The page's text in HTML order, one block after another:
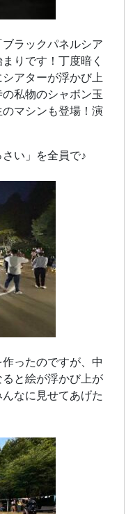
ラックパネルシア
りです！丁度暗く
アターが浮かび上
私物のシャボン玉
マシンも登場！演
い」を全員で♪
ったのですが、中
と絵が浮かび上が
なに見せてあげた